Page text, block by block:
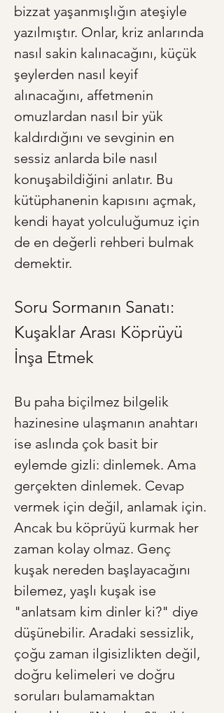
bizzat yaşanmışlığın ateşiyle
yazılmıştır. Onlar, kriz anlarında
nasıl sakin kalınacağını, küçük
şeylerden nasıl keyif
alınacağını, affetmenin
omuzlardan nasıl bir yük
kaldırdığını ve sevginin en
sessiz anlarda bile nasıl
konuşabildiğini anlatır. Bu
kütüphanenin kapısını açmak,
kendi hayat yolculuğumuz için
de en değerli rehberi bulmak
demektir.
Soru Sormanın Sanatı:
Kuşaklar Arası Köprüyü
İnşa Etmek
Bu paha biçilmez bilgelik
hazinesine ulaşmanın anahtarı
ise aslında çok basit bir
eylemde gizli: dinlemek. Ama
gerçekten dinlemek. Cevap
vermek için değil, anlamak için.
Ancak bu köprüyü kurmak her
zaman kolay olmaz. Genç
kuşak nereden başlayacağını
bilemez, yaşlı kuşak ise
"anlatsam kim dinler ki?" diye
düşünebilir. Aradaki sessizlik,
çoğu zaman ilgisizlikten değil,
doğru kelimeleri ve doğru
soruları bulamamaktan